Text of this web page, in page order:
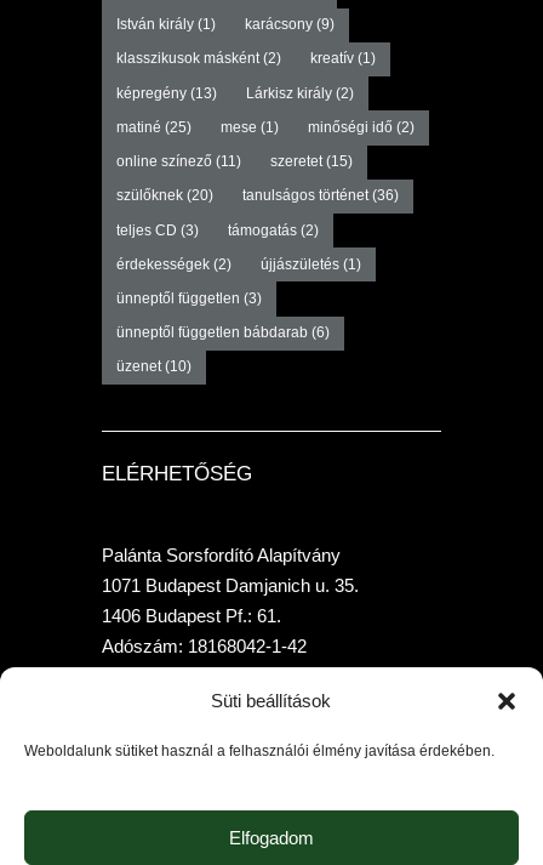
Süti beállítások
Weboldalunk sütiket használ a felhasználói élmény javítása érdekében.
Elfogadom
István király(1) karácsony(9)
klasszikusok másként(2) kreatív(1)
képregény(13) Lárkisz király(2)
matiné (25) mese (1) minőségi idő (2)
online színező (11) szeretet(15)
szülőknek(20) tanulságos történet(36)
teljes CD (3) támogatás(2)
érdekességek(2) újjászületés(1)
ünneptől független (3)
ünneptől független bábdarab (6)
üzenet(10)
ELÉRHETŐSÉG
Palánta Sorsfordító Alapítvány
1071 Budapest Damjanich u. 35.
1406 Budapest Pf.: 61.
Adószám: 18168042-1-42
Bankszámlaszám: 10400205-02010397-